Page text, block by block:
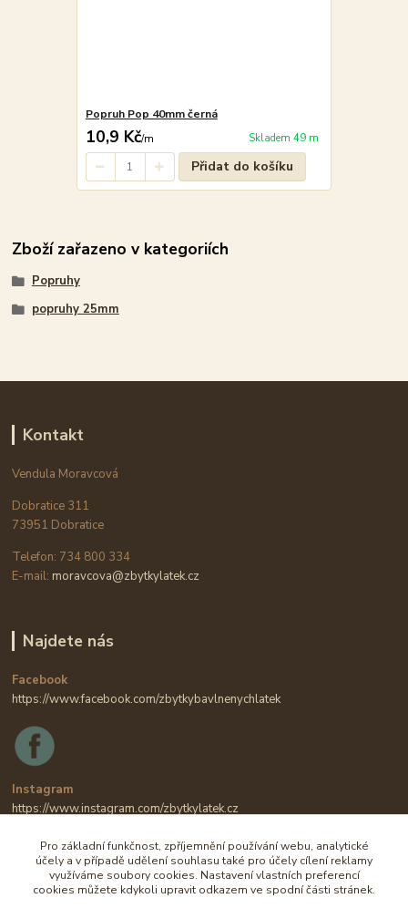
Popruh Pop 40mm černá
10,9 Kč/m Skladem 49 m
Přidat do košíku
Zboží zařazeno v kategoriích
Popruhy
popruhy 25mm
Kontakt
Vendula Moravcová
Dobratice 311
73951 Dobratice
Telefon: 734 800 334
E-mail: moravcova@zbytkylatek.cz
Najdete nás
Facebook
https://www.facebook.com/zbytkybavlnenychlatek
Instagram
https://www.instagram.com/zbytkylatek.cz
Pro základní funkčnost, zpříjemnění používání webu, analytické
účely a v případě udělení souhlasu také pro účely cílení reklamy
využíváme soubory cookies. Nastavení vlastních preferencí
cookies můžete kdykoli upravit odkazem ve spodní části stránek.